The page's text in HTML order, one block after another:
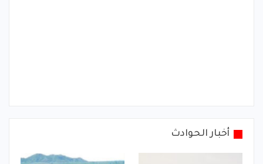
أخبار الحوادث